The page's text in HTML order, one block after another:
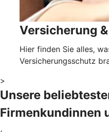
Versicherung
Hier finden Sie alles,
Versicherungsschutz
>
Unsere
Firmenkundinnen